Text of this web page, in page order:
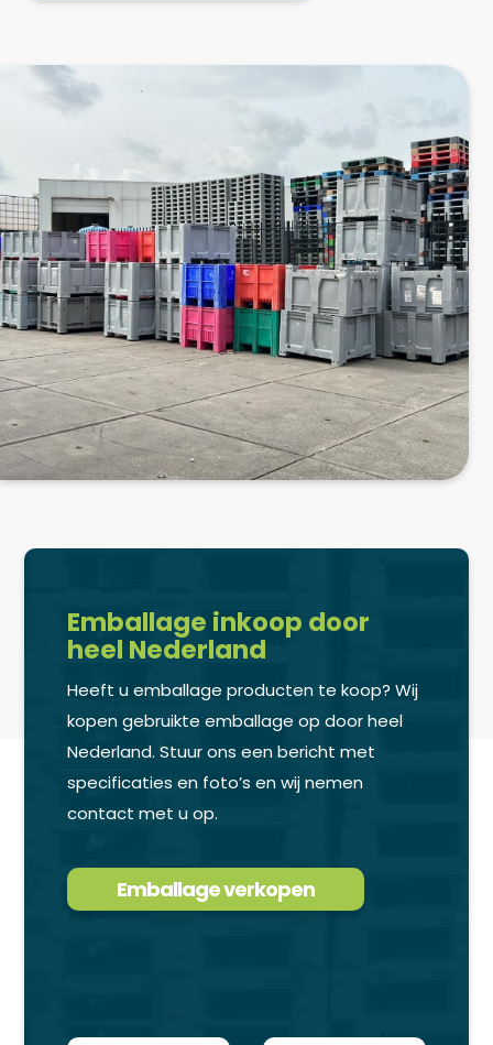
Emballage inkoop door
heel Nederland
Heeft u emballage producten te koop? Wij
kopen gebruikte emballage op door heel
Nederland. Stuur ons een bericht met
specificaties en foto’s en wij nemen
contact met u op.
Emballage verkopen